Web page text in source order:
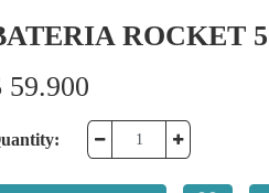
ROCKET
59.900